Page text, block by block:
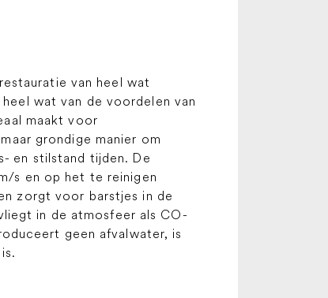
van heel wat
wat van de voordelen van
maakt voor
grondige manier om
en stilstand tijden. De
s en op het te reinigen
zorgt voor barstjes in de
in de atmosfeer als CO-
geen afvalwater, is